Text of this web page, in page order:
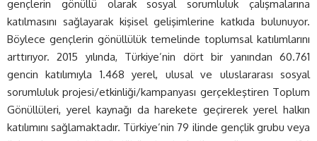
gençlerin gönüllü olarak sosyal sorumluluk çalışmalarına
katılmasını sağlayarak kişisel gelişimlerine katkıda bulunuyor.
Böylece gençlerin gönüllülük temelinde toplumsal katılımlarını
arttırıyor. 2015 yılında, Türkiye’nin dört bir yanından 60.761
gencin katılımıyla 1.468 yerel, ulusal ve uluslararası sosyal
sorumluluk projesi/etkinliği/kampanyası gerçekleştiren Toplum
Gönüllüleri, yerel kaynağı da harekete geçirerek yerel halkın
katılımını sağlamaktadır. Türkiye’nin 79 ilinde gençlik grubu veya